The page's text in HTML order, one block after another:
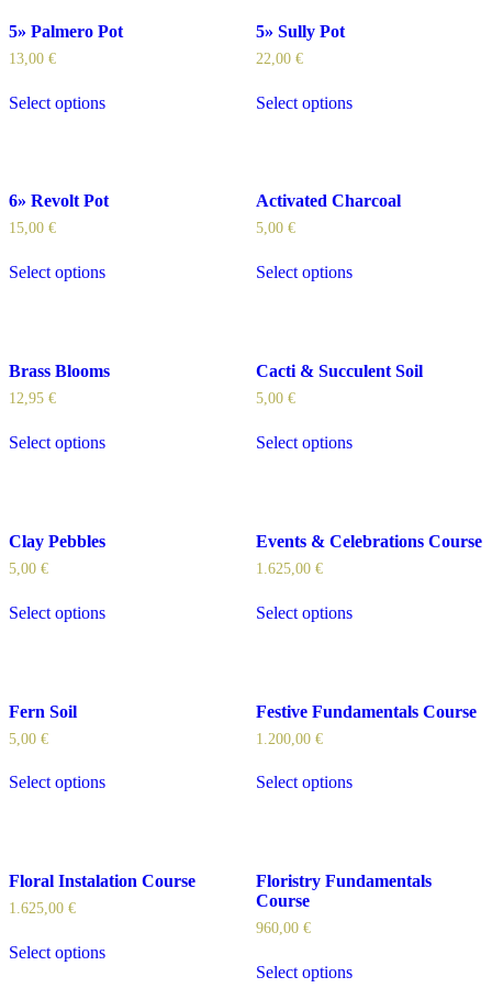
5» Palmero Pot
13,00 €
Select options
5» Sully Pot
22,00 €
Select options
6» Revolt Pot
15,00 €
Select options
Activated Charcoal
5,00 €
Select options
Brass Blooms
12,95 €
Select options
Cacti & Succulent Soil
5,00 €
Select options
Clay Pebbles
5,00 €
Select options
Events & Celebrations Course
1.625,00 €
Select options
Fern Soil
5,00 €
Select options
Festive Fundamentals Course
1.200,00 €
Select options
Floral Instalation Course
1.625,00 €
Select options
Floristry Fundamentals
Course
960,00 €
Select options